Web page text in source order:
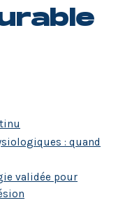
: quand
validée pour